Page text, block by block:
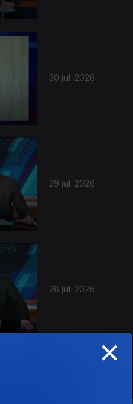
30 jul. 2026
29 jul. 2026
28 jul. 2026
de Talk- ×